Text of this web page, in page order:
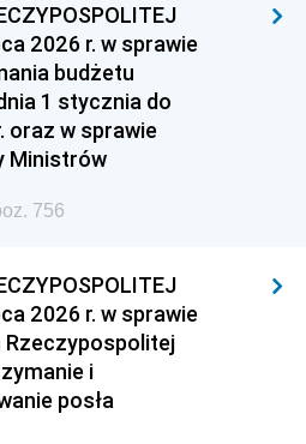
1937
2026 r. w sprawie
budżetu
1 stycznia do
oraz w sprawie
Ministrów
756
2026 r. w sprawie
Rzeczypospolitej
i
posła